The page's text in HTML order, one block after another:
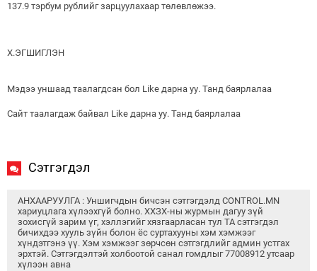
137.9 тэрбум рублийг зарцуулахаар төлөвлөжээ.
Х.ЭГШИГЛЭН
Мэдээ уншаад таалагдсан бол Like дарна уу. Танд баярлалаа
Сайт таалагдаж байвал Like дарна уу. Танд баярлалаа
Сэтгэгдэл
АНХААРУУЛГА : Уншигчдын бичсэн сэтгэгдэлд CONTROL.MN
хариуцлага хүлээхгүй болно. ХХЗХ-ны журмын дагуу зүй
зохисгүй зарим үг, хэллэгийг хязгаарласан тул ТА сэтгэгдэл
бичихдээ хууль зүйн болон ёс суртахууны хэм хэмжээг
хүндэтгэнэ үү. Хэм хэмжээг зөрчсөн сэтгэгдлийг админ устгах
эрхтэй. Сэтгэгдэлтэй холбоотой санал гомдлыг 77008912 утсаар
хүлээн авна